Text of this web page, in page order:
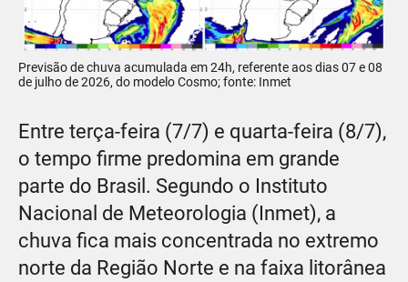
Previsão de chuva acumulada em 24h, referente aos dias 07 e 08
de julho de 2026, do modelo Cosmo; fonte: Inmet
Entre terça-feira (7/7) e quarta-feira (8/7),
o tempo firme predomina em grande
parte do Brasil. Segundo o Instituto
Nacional de Meteorologia (Inmet), a
chuva fica mais concentrada no extremo
norte da Região Norte e na faixa litorânea